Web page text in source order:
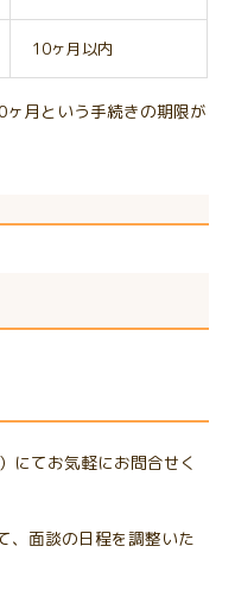
10ヶ月以内
月という手続きの期限が
にてお気軽にお問合せく
、面談の日程を調整いた